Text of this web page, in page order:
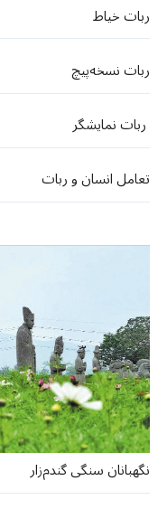
ربات خیاط
ربات نسخه‌پیچ
ربات نمایشگر
تعامل انسان و ربات
نگهبانان سنگی گندم‌زار